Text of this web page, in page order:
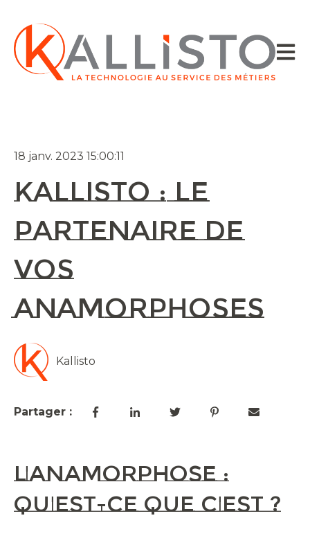
18 janv. 2023 15:00:11
Kallisto : Le
partenaire de
vos
Anamorphoses
Kallisto
Partager :
L'anamorphose :
Qu'est-ce que c'est ?